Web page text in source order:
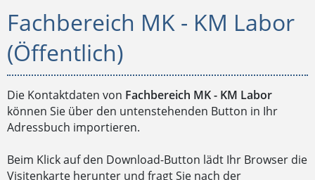
Fachbereich MK - KM Labor
(Öffentlich)
Die Kontaktdaten von Fachbereich MK - KM Labor
können Sie über den untenstehenden Button in Ihr
Adressbuch importieren.
Beim Klick auf den Download-Button lädt Ihr Browser die
Visitenkarte herunter und fragt Sie nach der